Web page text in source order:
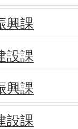
興課
設課
興課
設課